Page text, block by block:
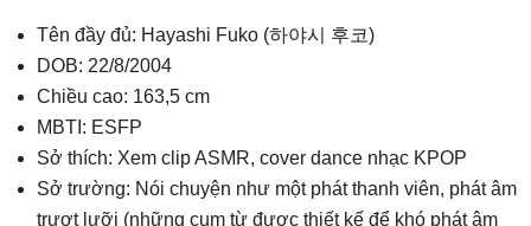
Tên đầy đủ: Hayashi Fuko (하야시 후코)
DOB: 22/8/2004
Chiều cao: 163,5 cm
MBTI: ESFP
Sở thích: Xem clip ASMR, cover dance nhạc KPOP
Sở trường: Nói chuyện như một phát thanh viên, phát âm
trượt lưỡi (những cụm từ được thiết kế để khó phát âm